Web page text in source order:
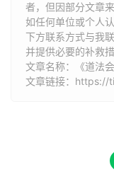
上清紫微碧玉宫太
六天洞渊大帝，
九天采访使真君陛
者，但因部分文章
如任何单位或个人
下方联系方式与我
并提供必要的补救措
文章名称：《道法
文章链接： https://